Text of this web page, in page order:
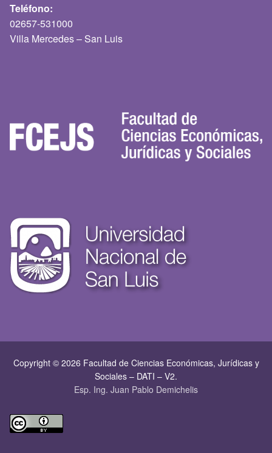
Teléfono:
02657-531000
Villa Mercedes – San Luis
Copyright © 2026 Facultad de Ciencias Económicas, Jurí­dicas y
Sociales – DATI – V2.
Esp. Ing. Juan Pablo Demichelis